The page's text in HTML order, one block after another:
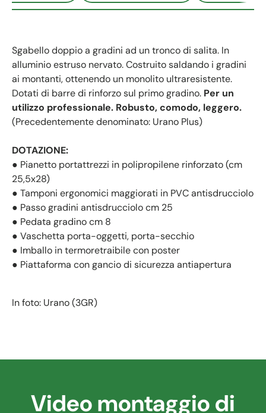
Sgabello doppio a gradini ad un tronco di salita. In
alluminio estruso nervato. Costruito saldando i gradini
ai montanti, ottenendo un monolito ultraresistente.
Dotati di barre di rinforzo sul primo gradino. Per un
utilizzo professionale. Robusto, comodo, leggero.
(Precedentemente denominato: Urano Plus)
DOTAZIONE:
● Pianetto portattrezzi in polipropilene rinforzato (cm
25,5x28)
● Tamponi ergonomici maggiorati in PVC antisdrucciolo
● Passo gradini antisdrucciolo cm 25
● Pedata gradino cm 8
● Vaschetta porta-oggetti, porta-secchio
● Imballo in termoretraibile con poster
● Piattaforma con gancio di sicurezza antiapertura
In foto: Urano (3GR)
Video montaggio di